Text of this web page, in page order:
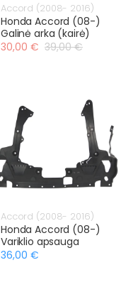
Accord (2008- 2016)
Honda Accord (08-)
Galinė arka (kairė)
30,00 € 39,00 €
Accord (2008- 2016)
Honda Accord (08-)
Variklio apsauga
36,00 €